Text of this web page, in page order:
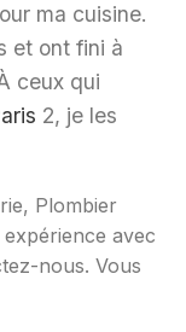
ma cuisine.
et ont fini à
ceux qui
2, je les
Plombier
avec
nous. Vous